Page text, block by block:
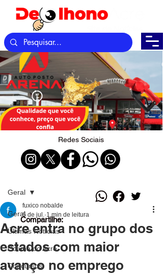
Redes Sociais
Geral
Últimas Notícias
Coluna do Acre
Concursos
Geral
Acre entra no grupo dos
estados com maior
avanço no emprego
fuxico nobalde
6 de jul. 1 min de leitura
Compartilhe: